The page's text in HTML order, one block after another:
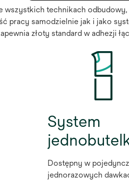
technikach
pracy samodzielnie jak i jako
złoty standard w adhezji
System
Dostępny w
jednorazowych